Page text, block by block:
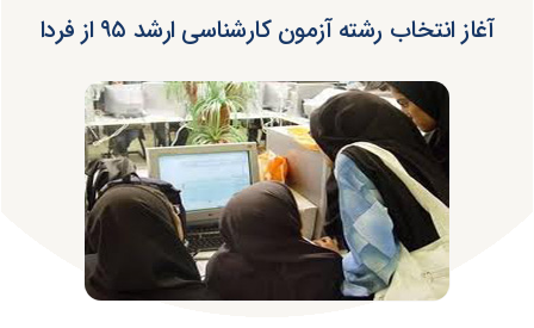
آغاز انتخاب رشته آزمون کارشناسی ارشد ۹۵ از فردا